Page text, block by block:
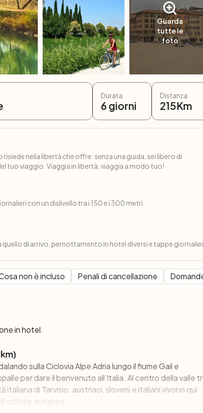
Guarda
tutte le
foto
Durata
6giorni
Distanza
215Km
nella libertà che offre: senza una guida, sei libero di
tuo viaggio. Viaggia in libertà, viaggia a modo tuo!
con un dislivello tra i 150 e i 300 metri
quello di arrivo, pernottamento in hotel diversi e tappe
non è incluso Penali di cancellazione
in hotel.
sulla Ciclovia Alpe Adria lungo il fiume Gail e
per dare il benvenuto all’Italia. Al centro della valle
italiana di Tarvisio: austriaci, sloveni e italiani vivono qui
culture europee.